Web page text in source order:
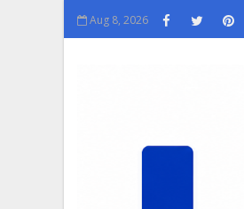
Aug 8, 2026